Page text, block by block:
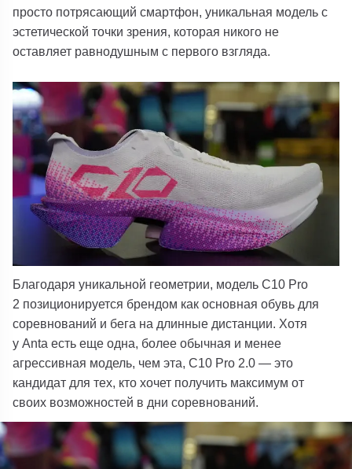
просто потрясающий смартфон, уникальная модель с
эстетической точки зрения, которая никого не
оставляет равнодушным с первого взгляда.
Благодаря уникальной геометрии, модельC10 Pro
2 позиционируется брендом как основная обувь для
соревнований и бега на длинные дистанции. Хотя
уAnta есть еще одна, более обычная и менее
агрессивная модель, чем эта,C10 Pro 2.0 — это
кандидат для тех, кто хочет получить максимум от
своих возможностей в дни соревнований.